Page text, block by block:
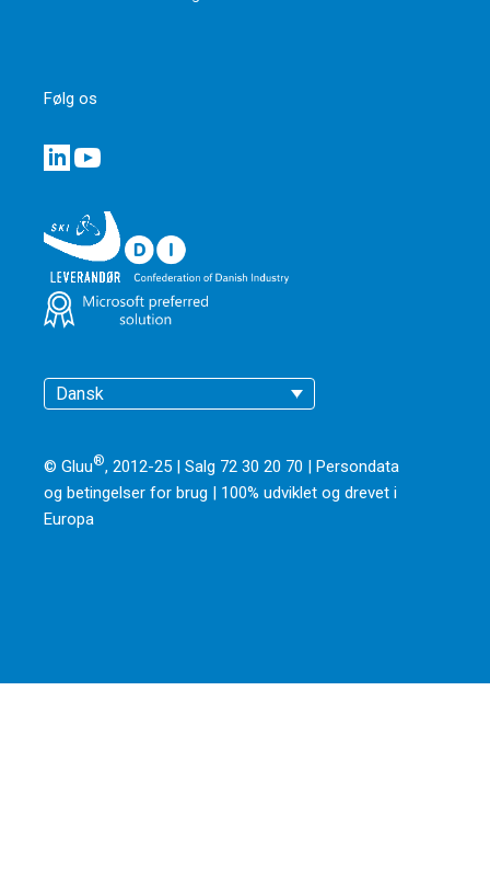
Følg os
Dansk
© Gluu®, 2012-25 | Salg 72 30 20 70 | Persondata
og betingelser for brug | 100% udviklet og drevet i
Europa